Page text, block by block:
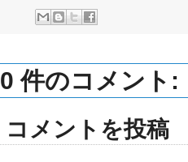
0 件のコメント:
コメントを投稿